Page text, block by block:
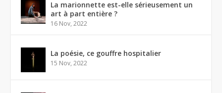
La marionnette est-elle sérieusement un
art à part entière ?
16 Nov, 2022
La poésie, ce gouffre hospitalier
15 Nov, 2022